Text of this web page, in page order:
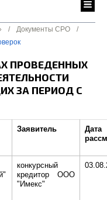
/ Документы СРО
/
ПРОВЕДЕННЫХ
ЗА ПЕРИОД С
Заявитель
Дата
конкурсный
кредитор ООО
"Имекс"